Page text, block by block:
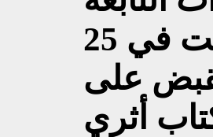
لوزارة الداخلية قد أعلنت في 25
عن "القبض على
أثري